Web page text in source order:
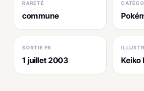
RARETÉ
commune
SORTIE FR
1 juillet 2003 Keiko